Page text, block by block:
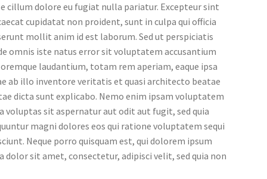
cillum dolore eu fugiat nulla pariatur. Excepteur sint
cupidatat non proident, sunt in culpa qui officia
mollit anim id est laborum. Sed ut perspiciatis
omnis iste natus error sit voluptatem accusantium
laudantium, totam rem aperiam, eaque ipsa
ab illo inventore veritatis et quasi architecto beatae
dicta sunt explicabo. Nemo enim ipsam voluptatem
voluptas sit aspernatur aut odit aut fugit, sed quia
magni dolores eos qui ratione voluptatem sequi
Neque porro quisquam est, qui dolorem ipsum
dolor sit amet, consectetur, adipisci velit, sed quia non